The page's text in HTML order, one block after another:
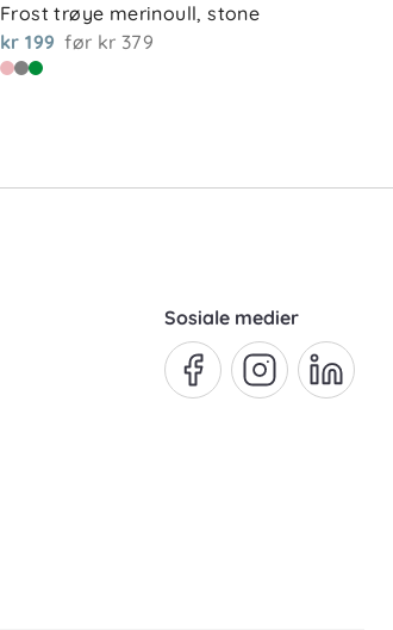
Frost trøye merinoull, stone
kr 199 før kr 379
Sosiale medier